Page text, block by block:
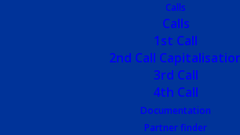
Calls
Calls
1st Call
2nd Call
3rd Call
4th Call
Documentation
Partner finder
Universidade Técnica do
Universidade
do Atlântico